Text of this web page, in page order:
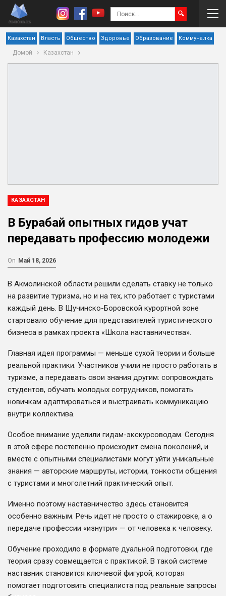
Казахстан Власть Общество Здоровье Образование Коммуналка
Домой Казахстан
КАЗАХСТАН
В Бурабай опытных гидов учат
передавать профессию молодежи
On Май 18, 2026
В Акмолинской области решили сделать ставку не только
на развитие туризма, но и на тех, кто работает с туристами
каждый день. В Щучинско-Боровской курортной зоне
стартовало обучение для представителей туристического
бизнеса в рамках проекта «Школа наставничества».
Главная идея программы — меньше сухой теории и больше
реальной практики. Участников учили не просто работать в
туризме, а передавать свои знания другим: сопровождать
студентов, обучать молодых сотрудников, помогать
новичкам адаптироваться и выстраивать коммуникацию
внутри коллектива.
Особое внимание уделили гидам-экскурсоводам. Сегодня
в этой сфере постепенно происходит смена поколений, и
вместе с опытными специалистами могут уйти уникальные
знания — авторские маршруты, истории, тонкости общения
с туристами и многолетний практический опыт.
Именно поэтому наставничество здесь становится
особенно важным. Речь идет не просто о стажировке, а о
передаче профессии «изнутри» — от человека к человеку.
Обучение проходило в формате дуальной подготовки, где
теория сразу совмещается с практикой. В такой системе
наставник становится ключевой фигурой, которая
помогает подготовить специалиста под реальные запросы